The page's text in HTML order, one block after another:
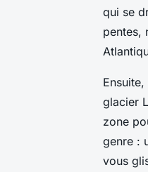
qui se
pentes,
glacier
zone
genre :
vous